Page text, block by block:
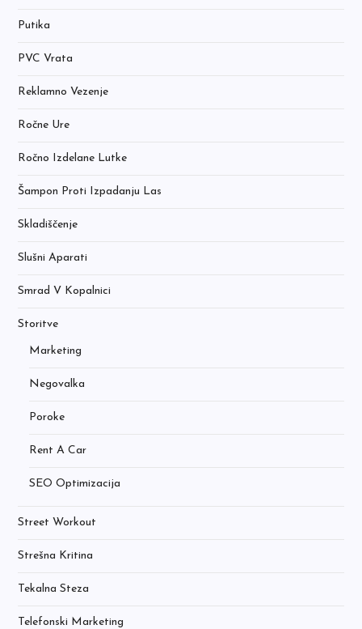
Putika
PVC Vrata
Reklamno Vezenje
Ročne Ure
Ročno Izdelane Lutke
Šampon Proti Izpadanju Las
Skladiščenje
Slušni Aparati
Smrad V Kopalnici
Storitve
Marketing
Negovalka
Poroke
Rent A Car
SEO Optimizacija
Street Workout
Strešna Kritina
Tekalna Steza
Telefonski Marketing